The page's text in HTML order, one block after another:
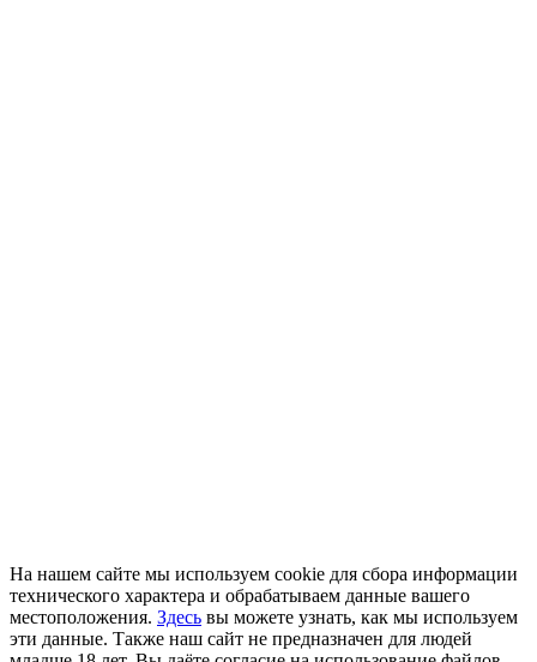
На нашем сайте мы используем cookie для сбора информации
технического характера и обрабатываем данные вашего
местоположения. Здесь вы можете узнать, как мы используем
эти данные. Также наш сайт не предназначен для людей